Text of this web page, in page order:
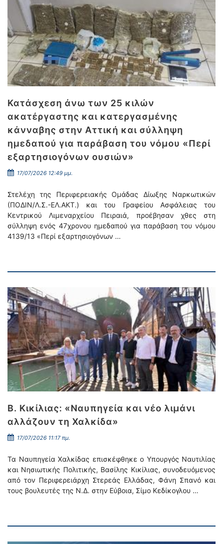
Κατάσχεση άνω των 25 κιλών
ακατέργαστης και κατεργασμένης
κάνναβης στην Αττική και σύλληψη
ημεδαπού για παράβαση του νόμου «Περί
εξαρτησιογόνων ουσιών»
17/07/2026 12:49 μμ.
Στελέχη της Περιφερειακής Ομάδας Δίωξης Ναρκωτικών
(ΠΟΔΙΝ/Λ.Σ.-ΕΛ.ΑΚΤ.) και του Γραφείου Ασφάλειας του
Κεντρικού Λιμεναρχείου Πειραιά, προέβησαν χθες στη
σύλληψη ενός 47χρονου ημεδαπού για παράβαση του νόμου
4139/13 «Περί εξαρτησιογόνων …
Β. Κικίλιας: «Ναυπηγεία και νέο λιμάνι
αλλάζουν τη Χαλκίδα»
17/07/2026 11:17 πμ.
Τα Ναυπηγεία Χαλκίδας επισκέφθηκε ο Υπουργός Ναυτιλίας
και Νησιωτικής Πολιτικής, Βασίλης Κικίλιας, συνοδευόμενος
από τον Περιφερειάρχη Στερεάς Ελλάδας, Φάνη Σπανό και
τους βουλευτές της Ν.Δ. στην Εύβοια, Σίμο Κεδίκογλου …